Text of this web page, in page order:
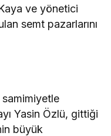
ve yönetici
semt pazarlarını
Yasin Özlü, gittiği
büyük